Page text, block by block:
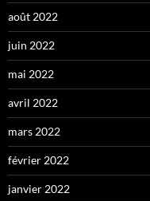
août 2022
juin 2022
mai 2022
avril 2022
mars 2022
février 2022
janvier 2022